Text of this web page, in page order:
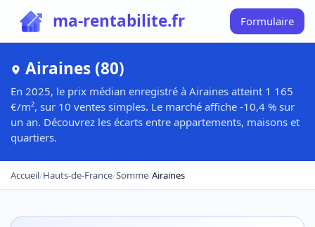
ma-rentabilite.fr Formulaire
Airaines (80)
En 2025, le prix médian enregistré à Airaines atteint 1 165
€/m², sur 10 ventes simples. Le marché affiche -10,4 % sur
un an. Découvrez les écarts entre appartements, maisons et
quartiers.
Accueil/Hauts-de-France/Somme/Airaines